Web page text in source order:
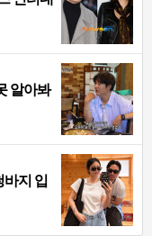
알아봐
바지 입